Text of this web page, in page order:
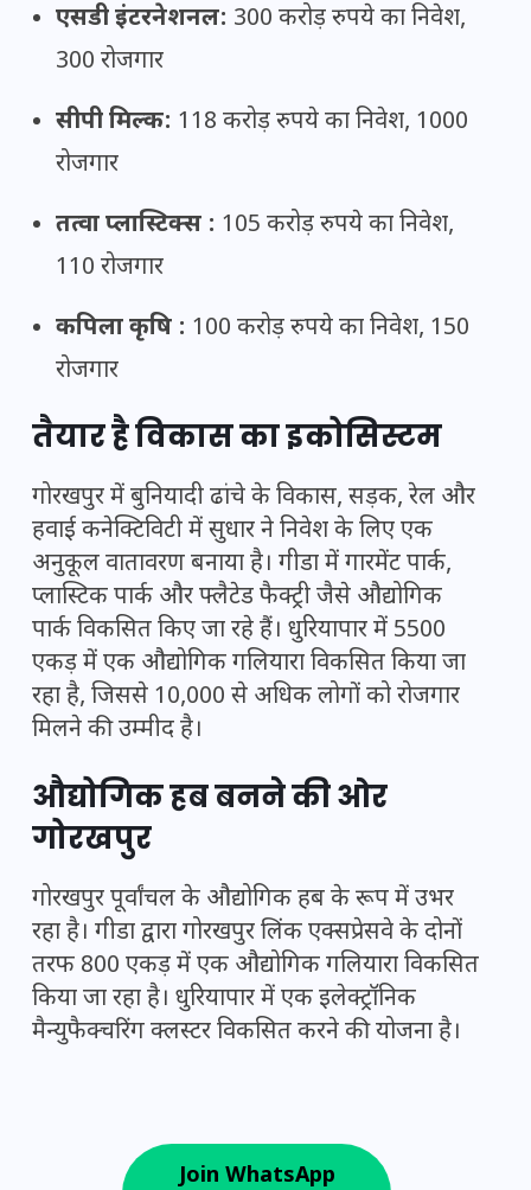
एसडी इंटरनेशनल: 300 करोड़ रुपये का निवेश,
300 रोजगार
सीपी मिल्क: 118 करोड़ रुपये का निवेश, 1000
रोजगार
तत्वा प्लास्टिक्स : 105 करोड़ रुपये का निवेश,
110 रोजगार
कपिला कृषि : 100 करोड़ रुपये का निवेश, 150
रोजगार
तैयार है विकास का इकोसिस्टम
गोरखपुर में बुनियादी ढांचे के विकास, सड़क, रेल और
हवाई कनेक्टिविटी में सुधार ने निवेश के लिए एक
अनुकूल वातावरण बनाया है। गीडा में गारमेंट पार्क,
प्लास्टिक पार्क और फ्लैटेड फैक्ट्री जैसे औद्योगिक
पार्क विकसित किए जा रहे हैं। धुरियापार में 5500
एकड़ में एक औद्योगिक गलियारा विकसित किया जा
रहा है, जिससे 10,000 से अधिक लोगों को रोजगार
मिलने की उम्मीद है।
औद्योगिक हब बनने की ओर
गोरखपुर
गोरखपुर पूर्वांचल के औद्योगिक हब के रूप में उभर
रहा है। गीडा द्वारा गोरखपुर लिंक एक्सप्रेसवे के दोनों
तरफ 800 एकड़ में एक औद्योगिक गलियारा विकसित
किया जा रहा है। धुरियापार में एक इलेक्ट्रॉनिक
मैन्युफैक्चरिंग क्लस्टर विकसित करने की योजना है।
Join WhatsApp